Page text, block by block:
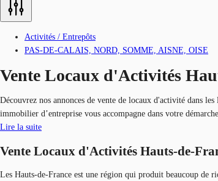
Activités / Entrepôts
PAS-DE-CALAIS, NORD, SOMME, AISNE, OISE
Vente Locaux d'Activités
Découvrez nos annonces de vente de locaux d'activité dans
immobilier d’entreprise vous accompagne dans votre
Lire la suite
Vente Locaux d'Activités Hauts-de-
Les Hauts-de-France est une région qui produit beaucoup de